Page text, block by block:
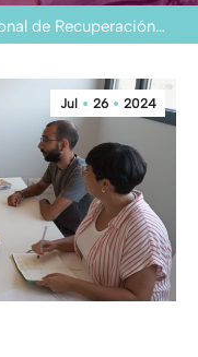
de Recuperación…
Jul 26 2024